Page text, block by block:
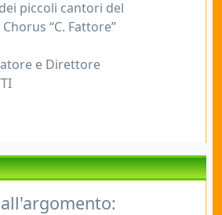
piccoli cantori del
“C. Fattore”
e Direttore